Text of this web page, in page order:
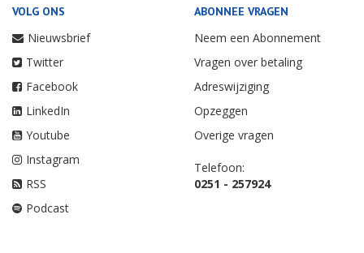
VOLG ONS
Nieuwsbrief
Twitter
Facebook
LinkedIn
Youtube
Instagram
RSS
Podcast
ABONNEE VRAGEN
Neem een Abonnement
Vragen over betaling
Adreswijziging
Opzeggen
Overige vragen
Telefoon:
0251 - 257924